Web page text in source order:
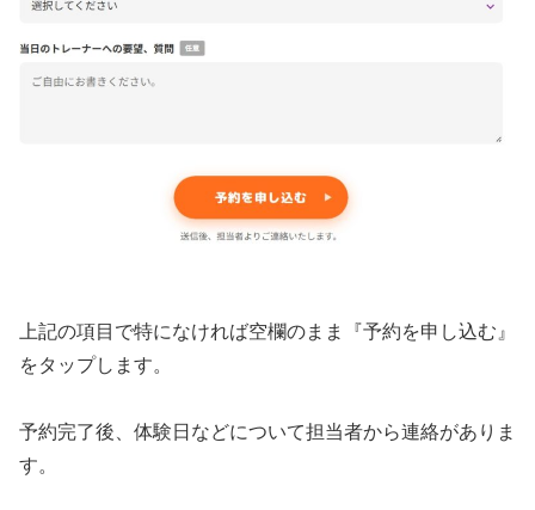
上記の項目で特になければ空欄のまま『予約を申し込む』
をタップします。
予約完了後、体験日などについて担当者から連絡がありま
す。